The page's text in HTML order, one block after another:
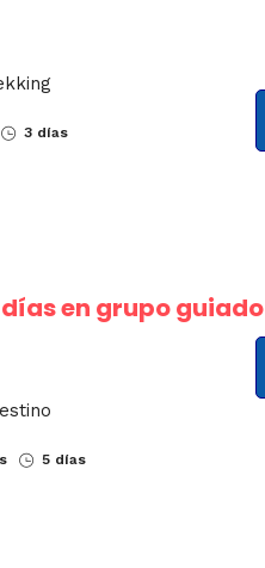
3 días
en grupo guiado
5 días